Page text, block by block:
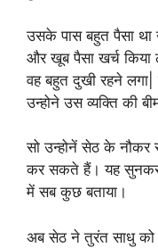
उसके पास बहुत पैसा था
और खूब पैसा खर्च किया
वह बहुत दुखी रहने
उन्होने उस व्यक्ति की
सो उन्होनें सेठ के नौकर
कर सकते हैं। यह सुनकर
में सब कुछ बताया।
अब सेठ ने तुरंत साधु को